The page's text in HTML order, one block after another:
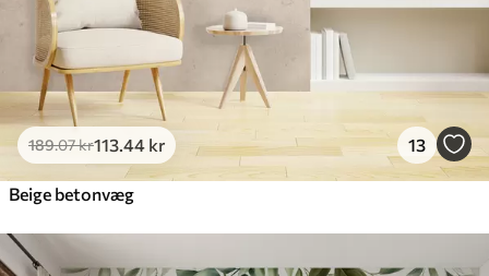
189.07kr113 .44 kr 13
Beige betonvæg